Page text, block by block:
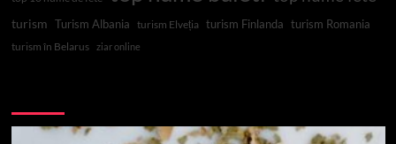
turism Turism Albania turism Elveția turism Finlanda turism Romania
turism în Belarus ziar online